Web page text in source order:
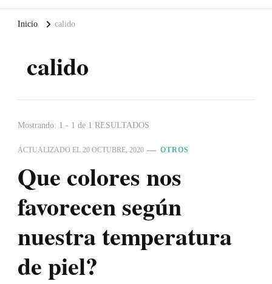
Inicio calido
calido
Mostrando: 1 - 1 de 1 RESULTADOS
ACTUALIZADO EL 20 OCTUBRE, 2020 OTROS
Que colores nos
favorecen según
nuestra temperatura
de piel?